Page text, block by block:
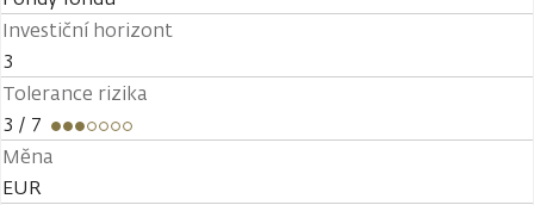
Investiční horizont
3
Tolerance rizika
3 / 7
Měna
EUR